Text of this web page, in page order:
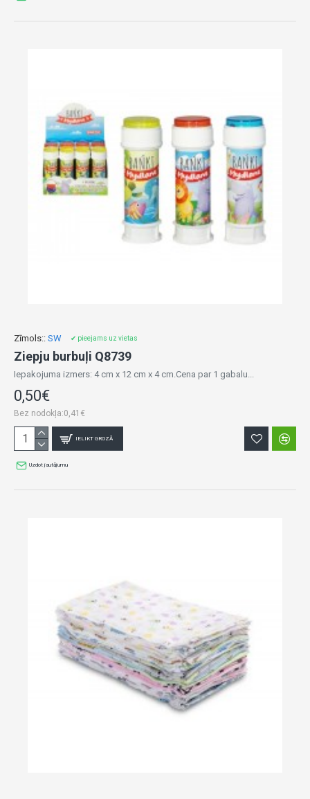
Zīmols:: SW ✔ pieejams uz vietas
Ziepju burbuļi Q8739
Iepakojuma izmers: 4 cm x 12 cm x 4 cm.Cena par 1 gabalu...
0,50€
Bez nodokļa:0,41€
IELIKT GROZĀ
Uzdot jautājumu